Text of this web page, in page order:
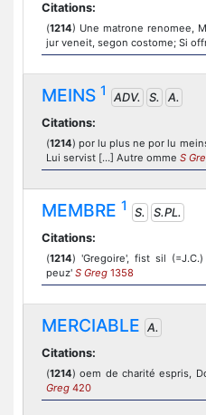
Citations:
(1214) Une matrone renomee,
jur veneit, segon costome; Si
MEINS 1 ADV. S.
A.
Citations:
(1214) por lu plus ne por lu
Lui servist […] Autre omme S
MEMBRE 1 S.
S.PL.
Citations:
(1214) 'Gregoire', fist sil
peuz' S Greg 1358
MERCIABLE A.
Citations:
(1214) oem de charité espris,
Greg 420